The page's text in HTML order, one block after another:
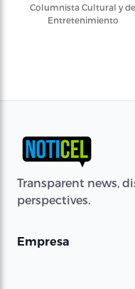
Columnista Cultural y de
Entretenimiento
Transparent news,
perspectives.
Empresa